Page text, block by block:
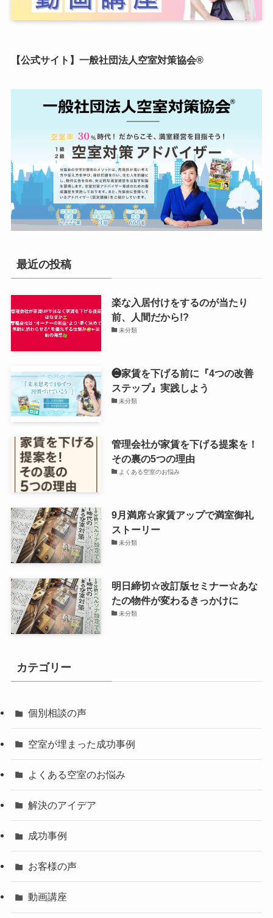
【公式サイト】一般社団法人空室対策協会®︎
最近の投稿
楽な入居付けをするのが当たり
前、人間だから!?
未分類
❷家賃を下げる前に『4つの改善
ステップ』実践しよう
未分類
管理会社が家賃を下げる提案を！
その裏の5つの理由
よくある空室のお悩み
9月満席☆家賃アップで満室御礼
ストーリー
未分類
明日締切☆改訂版セミナー☆あな
たの物件が変わるきっかけに
未分類
カテゴリー
個別相談の声
空室が埋まった成功事例
よくある空室のお悩み
解決のアイデア
成功事例
お客様の声
動画講座